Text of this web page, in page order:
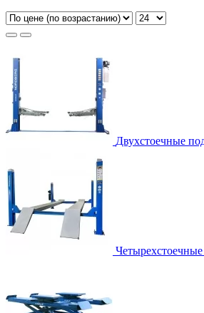
Двухстоечные